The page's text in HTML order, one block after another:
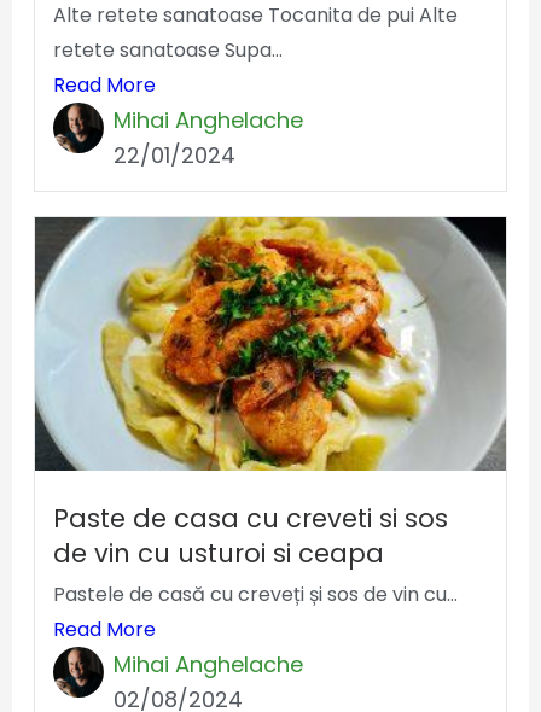
Alte retete sanatoase Tocanita de pui Alte
retete sanatoase Supa...
Read More
Mihai Anghelache
22/01/2024
Paste de casa cu creveti si sos
de vin cu usturoi si ceapa
Pastele de casă cu creveți și sos de vin cu...
Read More
Mihai Anghelache
02/08/2024